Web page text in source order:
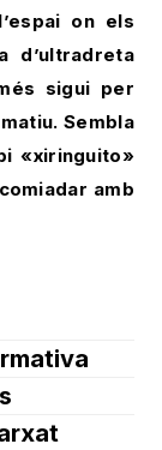
on els
sigui per
Sembla
«xiringuito»
amb